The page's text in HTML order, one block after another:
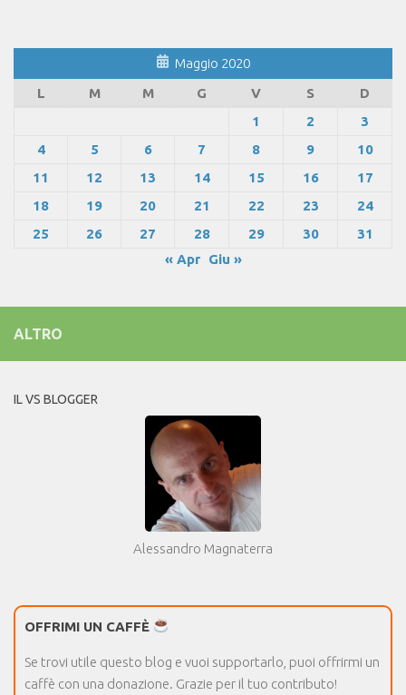
Maggio 2020
L
M M G V S
D
1
2
3
4
5 6 7 8 9
10
11
12 13 14 15 16
17
18
19 20 21 22 23
24
25
26 27 28 29 30
31
« Apr
Giu »
ALTRO
IL VS BLOGGER
Alessandro Magnaterra
OFFRIMI UN CAFFÈ
Se trovi utile questo blog e vuoi supportarlo, puoi offrirmi un
caffè con una donazione. Grazie per il tuo contributo!